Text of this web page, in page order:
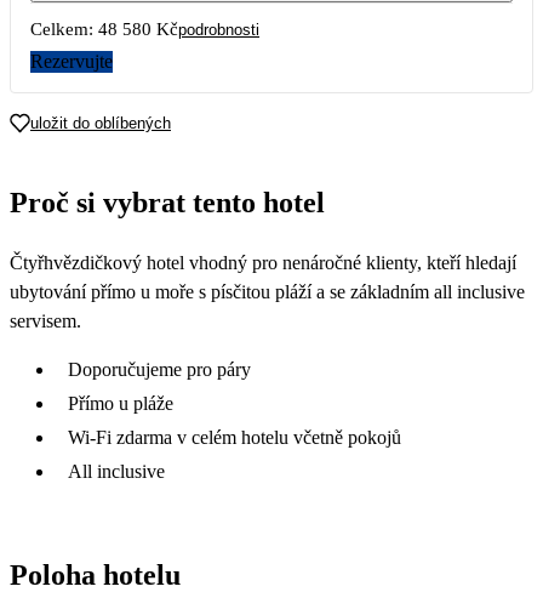
10 11 12
17
24 290
18 19 20 21 22 23
Celkem: 48 580 Kčpodrobnosti
Rezervujte
uložit do oblíbených
Proč si vybrat tento hotel
Čtyřhvězdičkový hotel vhodný pro nenáročné klienty, kteří hledají
ubytování přímo u moře s písčitou pláží a se základním all inclusive
servisem.
Doporučujeme pro páry
Přímo u pláže
Wi-Fi zdarma v celém hotelu včetně pokojů
All inclusive
Poloha hotelu